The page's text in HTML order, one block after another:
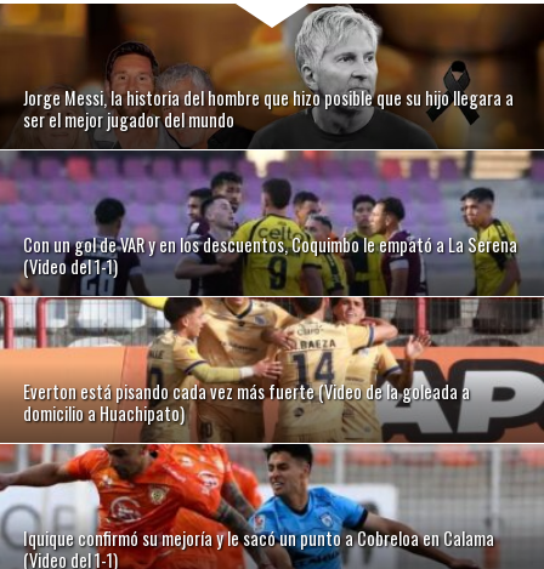
Jorge Messi, la historia del hombre que hizo posible que su hijo llegara a
ser el mejor jugador del mundo
Con un gol de VAR y en los descuentos, Coquimbo le empató a La Serena
(Video del 1-1)
Everton está pisando cada vez más fuerte (Video de la goleada a
domicilio a Huachipato)
Iquique confirmó su mejoría y le sacó un punto a Cobreloa en Calama
(Video del 1-1)